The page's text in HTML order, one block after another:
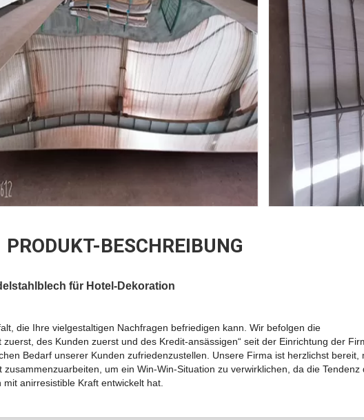
PRODUKT-BESCHREIBUNG
für Hotel-Dekoration
die Ihre vielgestaltigen Nachfragen befriedigen kann. Wir befolgen die
zuerst, des Kunden zuerst und des Kredit-ansässigen“ seit der Einrichtung der
Bedarf unserer Kunden zufriedenzustellen. Unsere Firma ist herzlichst bereit,
um ein Win-Win-Situation zu verwirklichen, da die Tendenz
anirresistible Kraft entwickelt hat.